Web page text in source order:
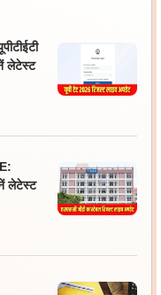
लेटेस्ट
लेटेस्ट